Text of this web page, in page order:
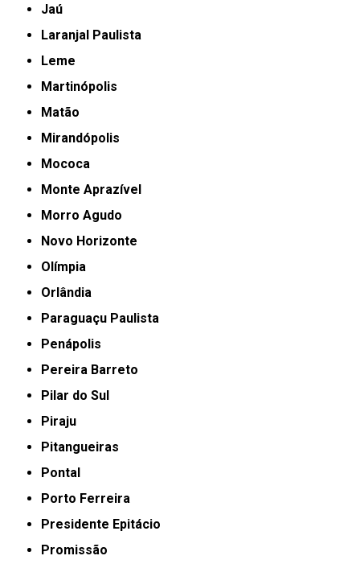
Jaú
Laranjal Paulista
Leme
Martinópolis
Matão
Mirandópolis
Mococa
Monte Aprazível
Morro Agudo
Novo Horizonte
Olímpia
Orlândia
Paraguaçu Paulista
Penápolis
Pereira Barreto
Pilar do Sul
Piraju
Pitangueiras
Pontal
Porto Ferreira
Presidente Epitácio
Promissão